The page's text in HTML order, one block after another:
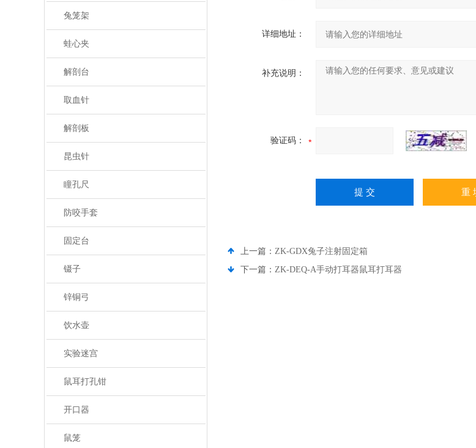
兔笼架
蛙心夹
解剖台
取血针
解剖板
昆虫针
瞳孔尺
防咬手套
固定台
镊子
锌铜弓
饮水壶
实验迷宫
鼠耳打孔钳
开口器
鼠笼
详细地址：
补充说明：
验证码：
上一篇： ZK-GDX兔子注射固定箱
下一篇： ZK-DEQ-A手动打耳器鼠耳打耳器